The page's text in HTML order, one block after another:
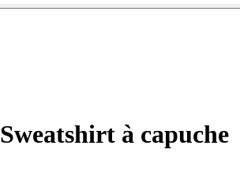
Sweatshirt à capuche